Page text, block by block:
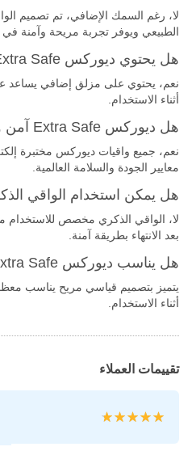
لا، رغم السمك الإضافي، تم تصميم
الطبيعي ويوفر تجربة مريحة وآمنة
هل يحتوي ديوركس Extra Safe على مزلق؟
نعم، يحتوي على مزلق إضافي يساعد
أثناء الاستخدام.
هل ديوركس Extra Safe آمن وموثوق؟
معايير الجودة والسلامة العالمية.
هل يمكن استخدام الواقي
لا، الواقي الذكري مخصص
بعد الانتهاء بطريقة آمنة.
هل يناسب ديوركس Extra Safe جميع الأحجام؟
يتميز بتصميم قياسي مريح يناسب
أثناء الاستخدام.
تقييمات العملاء
تقييم: